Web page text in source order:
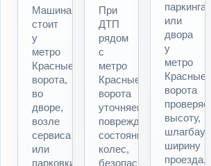
Машина
стоит
у
метро
Красные
ворота,
во
дворе,
возле
сервиса
или
парковки
При
ДТП
рядом
с
метро
Красные
ворота
уточняем
повреждения,
состояние
колес,
безопасность
паркинга
или
двора
у
метро
Красные
ворота
проверяем
высоту,
шлагбаум,
ширину
проезда,